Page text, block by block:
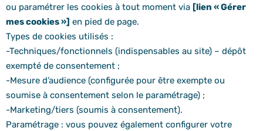
ou paramétrer les cookies à tout moment via [lien « Gérer
mes cookies »] en pied de page.
Types de cookies utilisés :
-Techniques/fonctionnels (indispensables au site) – dépôt
exempté de consentement ;
-Mesure d’audience (configurée pour être exempte ou
soumise à consentement selon le paramétrage) ;
-Marketing/tiers (soumis à consentement).
Paramétrage : vous pouvez également configurer votre